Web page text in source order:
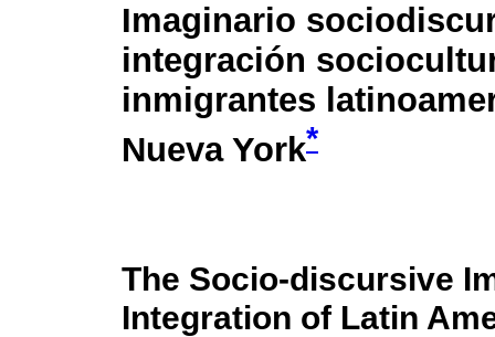
Imaginario
integración
inmigrantes
Nueva York*
The Socio-discursive
Integration of Latin